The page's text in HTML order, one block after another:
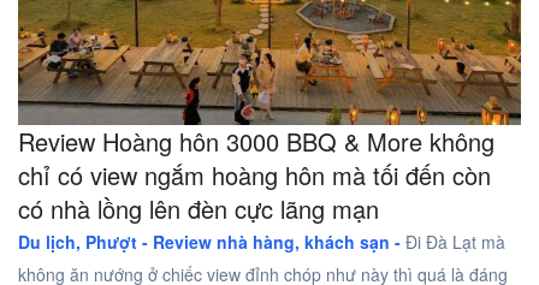
Review Hoàng hôn 3000 BBQ & More không
chỉ có view ngắm hoàng hôn mà tối đến còn
có nhà lồng lên đèn cực lãng mạn
Du lịch, Phượt - Review nhà hàng, khách sạn - Đi Đà Lạt mà
không ăn nướng ở chiếc view đỉnh chóp như này thì quá là đáng